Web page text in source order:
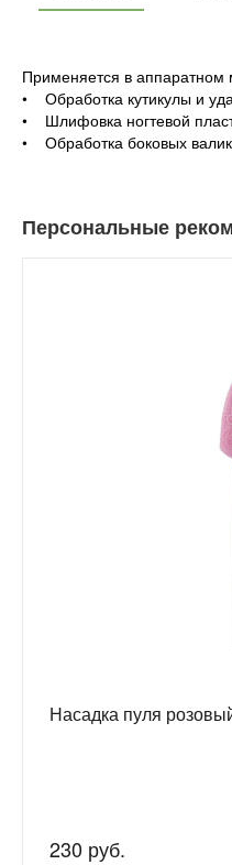
Применяется в
• Обработка кутикулы и
• Шлифовка ногтевой
• Обработка боковых
Персональные
Насадка пуля
230 руб.